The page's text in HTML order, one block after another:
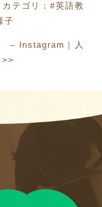
テゴリ：#英語教
子
– Instagram ｜
人
>>